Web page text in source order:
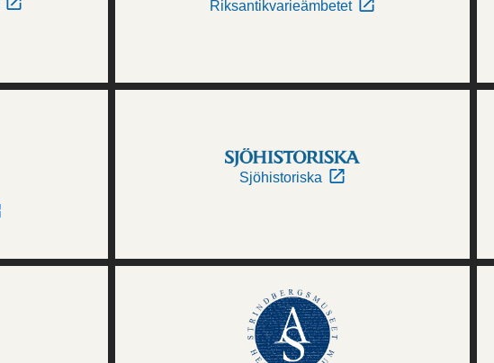
Riksantikvarieämbetet
Sjöhistoriska